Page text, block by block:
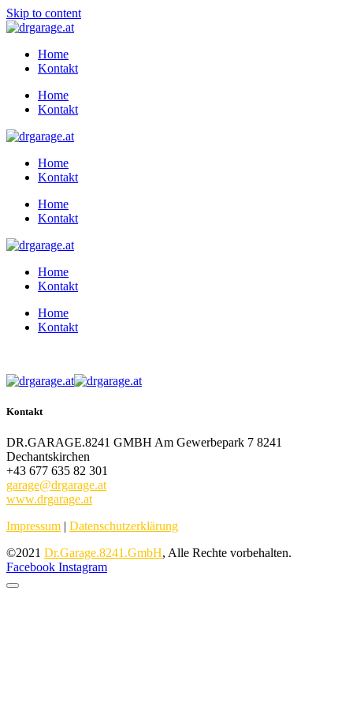
Skip to content
Home
Kontakt
Home
Kontakt
Home
Kontakt
Home
Kontakt
Home
Kontakt
Home
Kontakt
Kontakt
DR.GARAGE.8241 GMBH Am Gewerbepark 7 8241
Dechantskirchen
+43 677 635 82 301
garage@drgarage.at
www.drgarage.at
Impressum | Datenschutzerklärung
©2021 Dr.Garage.8241.GmbH, Alle Rechte vorbehalten.
Facebook Instagram